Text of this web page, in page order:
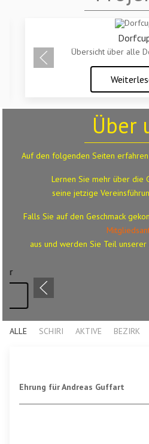
Übersicht über alle
Über
Auf den folgenden Seiten
Lernen Sie mehr über die
seine jetzige
Falls Sie auf den Geschmack
aus und werden Sie Teil
ALLE SCHIRI AKTIVE BEZIRK
Ehrung für Andreas Guffart